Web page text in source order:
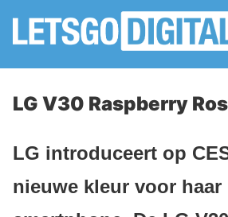
LG V30 Raspberry
LG introduceert op
nieuwe kleur voor haar